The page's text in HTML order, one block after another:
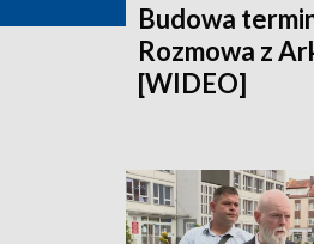
Budowa
Rozmowa z
[WIDEO]